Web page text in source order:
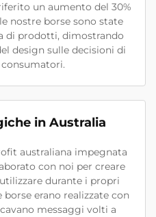
un aumento del 30%
nostre borse sono state
di prodotti, dimostrando
design sulle decisioni di
in Australia
australiana impegnata
con noi per creare
durante i propri
erano realizzate con
messaggi volti a